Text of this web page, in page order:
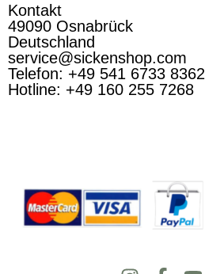
Kontakt
49090 Osnabrück
Deutschland
service@sickenshop.com
Telefon: +49 541 6733 8362
Hotline: +49 160 255 7268